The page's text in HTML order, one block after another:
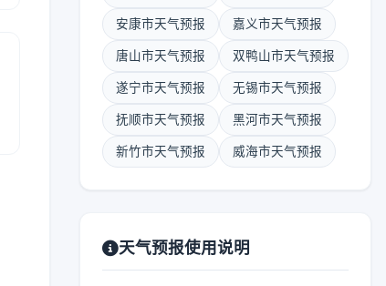
安康市天气预报 嘉义市天气预报
唐山市天气预报 双鸭山市天气预报
遂宁市天气预报 无锡市天气预报
抚顺市天气预报 黑河市天气预报
新竹市天气预报 威海市天气预报
天气预报使用说明